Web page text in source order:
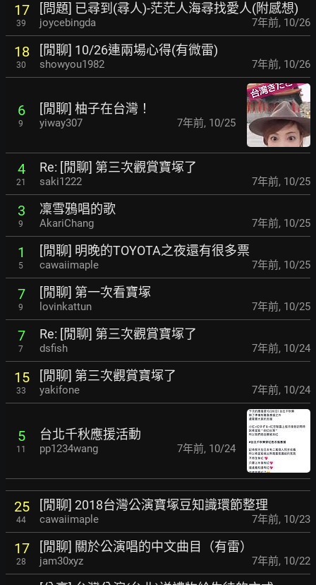
17
39
[問題] 已尋到(尋人)-茫茫人海尋找愛人(附感想)
joycebingda 7年前, 10/26
18
30
[閒聊] 10/26連兩場心得(有微雷)
showyou1982 7年前, 10/26
6
9
[閒聊] 柚子在台灣！
yiway307 7年前, 10/25
4
21
Re: [閒聊] 第三次觀賞寶塚了
saki1222 7年前, 10/25
3
9
凜雪鴉唱的歌
AkariChang 7年前, 10/25
1
5
[閒聊] 明晚的TOYOTA之夜還有很多票
cawaiimaple 7年前, 10/25
7
9
[閒聊] 第一次看寶塚
lovinkattun 7年前, 10/25
7
7
Re: [閒聊] 第三次觀賞寶塚了
dsfish 7年前, 10/24
15
33
[閒聊] 第三次觀賞寶塚了
yakifone 7年前, 10/24
5
11
台北千秋應援活動
pp1234wang 7年前, 10/24
25
44
[閒聊] 2018台灣公演寶塚豆知識環節整理
cawaiimaple 7年前, 10/23
17
28
[閒聊] 關於公演唱的中文曲目（有雷）
jam30xyz 7年前, 10/22